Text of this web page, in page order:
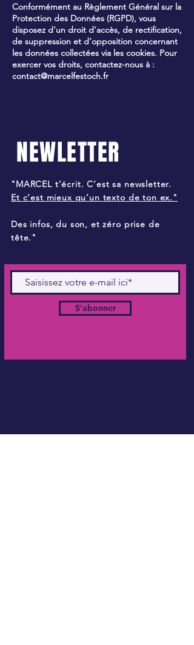
Conformément au Règlement Général sur la
Protection des Données (RGPD), vous
disposez d’un droit d’accès, de rectification,
de suppression et d’opposition concernant
les données collectées via les cookies. Pour
exercer vos droits, contactez-nous à :
contact@marcelfestoch.fr
NEWLETTER
"MARCEL t’écrit. C’est sa newsletter.
Et c’est mieux qu’un texto de ton ex."
Des infos, du son, et zéro prise de
tête."
S'abonner